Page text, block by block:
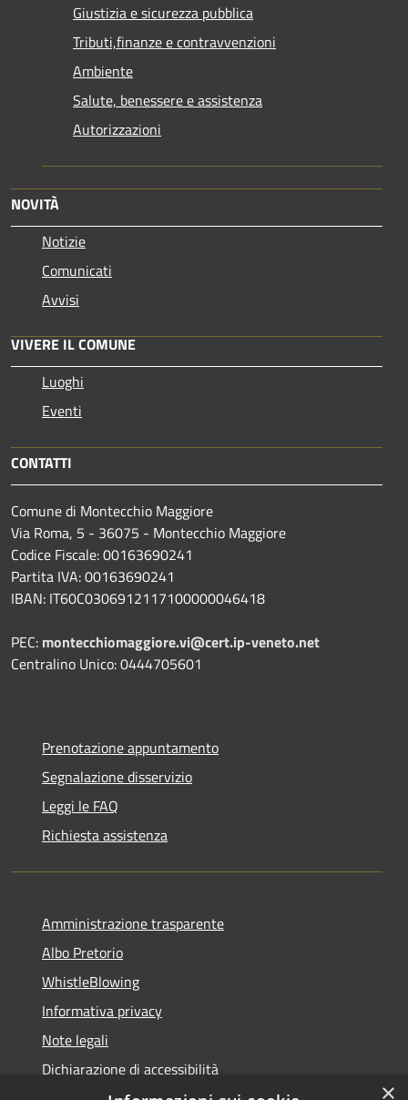
Giustizia e sicurezza pubblica
Tributi,finanze e contravvenzioni
Ambiente
Salute, benessere e assistenza
Autorizzazioni
NOVITÀ
Notizie
Comunicati
Avvisi
VIVERE IL COMUNE
Luoghi
Eventi
CONTATTI
Comune di Montecchio Maggiore
Via Roma, 5 - 36075 - Montecchio Maggiore
Codice Fiscale: 00163690241
Partita IVA: 00163690241
IBAN: IT60C0306912117100000046418
PEC: montecchiomaggiore.vi@cert.ip-veneto.net
Centralino Unico: 0444705601
Prenotazione appuntamento
Segnalazione disservizio
Leggi le FAQ
Richiesta assistenza
Amministrazione trasparente
Albo Pretorio
WhistleBlowing
Informativa privacy
Note legali
Dichiarazione di accessibilità
×